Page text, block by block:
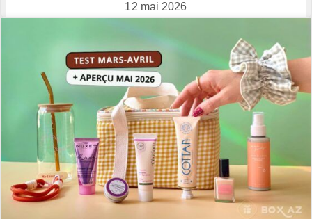
12 mai 2026